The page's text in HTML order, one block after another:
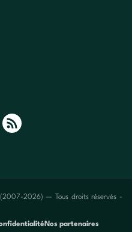
2026) — Tous droits réservés -
Nos partenaires